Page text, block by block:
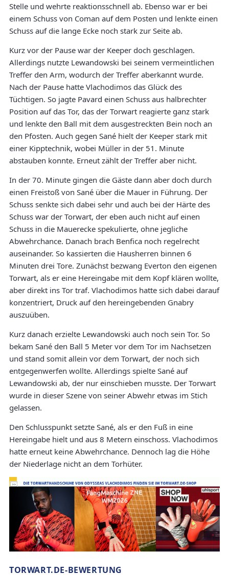
Stelle und wehrte reaktionsschnell ab. Ebenso war er bei
einem Schuss von Coman auf dem Posten und lenkte einen
Schuss auf die lange Ecke noch stark zur Seite ab.
Kurz vor der Pause war der Keeper doch geschlagen.
Allerdings nutzte Lewandowski bei seinem vermeintlichen
Treffer den Arm, wodurch der Treffer aberkannt wurde.
Nach der Pause hatte Vlachodimos das Glück des
Tüchtigen. So jagte Pavard einen Schuss aus halbrechter
Position auf das Tor, das der Torwart reagierte ganz stark
und lenkte den Ball mit dem ausgestreckten Bein noch an
den Pfosten. Auch gegen Sané hielt der Keeper stark mit
einer Kipptechnik, wobei Müller in der 51. Minute
abstauben konnte. Erneut zählt der Treffer aber nicht.
In der 70. Minute gingen die Gäste dann aber doch durch
einen Freistoß von Sané über die Mauer in Führung. Der
Schuss senkte sich dabei sehr und auch bei der Härte des
Schuss war der Torwart, der eben auch nicht auf einen
Schuss in die Mauerecke spekulierte, ohne jegliche
Abwehrchance. Danach brach Benfica noch regelrecht
auseinander. So kassierten die Hausherren binnen 6
Minuten drei Tore. Zunächst bezwang Everton den eigenen
Torwart, als er eine Hereingabe mit dem Kopf klären wollte,
aber direkt ins Tor traf. Vlachodimos hatte sich dabei darauf
konzentriert, Druck auf den hereingebenden Gnabry
auszuüben.
Kurz danach erzielte Lewandowski auch noch sein Tor. So
bekam Sané den Ball 5 Meter vor dem Tor im Nachsetzen
und stand somit allein vor dem Torwart, der noch sich
entgegenwerfen wollte. Allerdings spielte Sané auf
Lewandowski ab, der nur einschieben musste. Der Torwart
wurde in dieser Szene von seiner Abwehr etwas im Stich
gelassen.
Den Schlusspunkt setzte Sané, als er den Fuß in eine
Hereingabe hielt und aus 8 Metern einschoss. Vlachodimos
hatte erneut keine Abwehrchance. Dennoch lag die Höhe
der Niederlage nicht an dem Torhüter.
TORWART.DE-BEWERTUNG